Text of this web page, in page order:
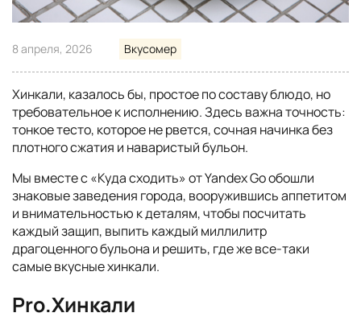
8 апреля, 2026 Вкусомер
Хинкали, казалось бы, простое по составу блюдо, но
требовательное к исполнению. Здесь важна точность:
тонкое тесто, которое не рвется, сочная начинка без
плотного сжатия и наваристый бульон.
Мы вместе с «Куда сходить» от Yandex Go обошли
знаковые заведения города, вооружившись аппетитом
и внимательностью к деталям, чтобы посчитать
каждый защип, выпить каждый миллилитр
драгоценного бульона и решить, где же все-таки
самые вкусные хинкали.
Pro.Хинкали